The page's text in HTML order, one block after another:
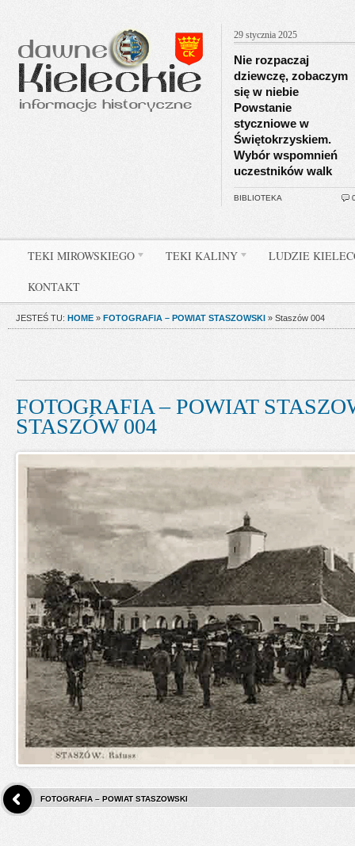
29 stycznia 2025
Nie rozpaczaj
dziewczę, zobaczym
się w niebie
Powstanie
styczniowe w
Świętokrzyskiem.
Wybór wspomnień
uczestników walk
BIBLIOTEKA
TEKI MIROWSKIEGO TEKI KALINY LUDZIE
KONTAKT
JESTEŚ TU: HOME » FOTOGRAFIA – POWIAT STASZOWSKI » Staszów 004
FOTOGRAFIA – POWIAT
STASZÓW 004
FOTOGRAFIA – POWIAT STASZOWSKI